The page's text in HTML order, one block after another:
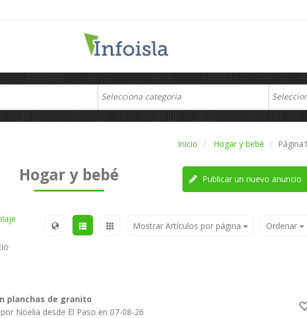
Inicio Hogar y bebé Página1
Hogar y bebé Publicar un nuevo anuncio
Ordenar
Mostrar Artículos por página
planchas de granito
Noelia desde El Paso en 07-08-26